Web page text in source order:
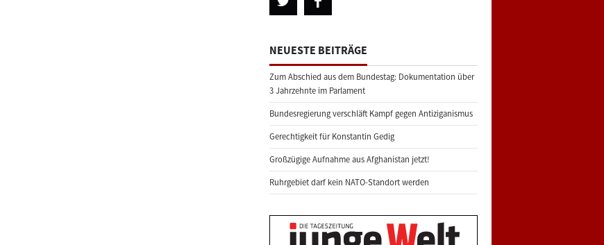
NEUESTE BEITRÄGE
Zum Abschied aus dem Bundestag: Dokumentation über
3 Jahrzehnte im Parlament
Bundesregierung verschläft Kampf gegen Antiziganismus
Gerechtigkeit für Konstantin Gedig
Großzügige Aufnahme aus Afghanistan jetzt!
Ruhrgebiet darf kein NATO-Standort werden